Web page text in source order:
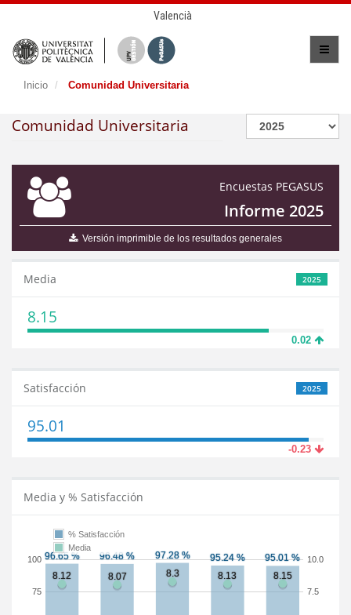
Valencià
Inicio Comunidad Universitaria
Comunidad Universitaria
Encuestas PEGASUS
Informe 2025
Versión imprimible de los resultados generales
2025
Media
8.15
0.02
2025
Satisfacción
95.01
-0.23
Media y % Satisfacción
75
100
7.5
10.0
% Satisfacción
Media